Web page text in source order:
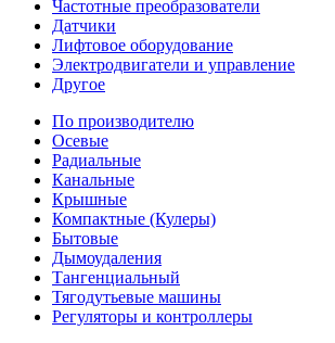
Частотные преобразователи
Датчики
Лифтовое оборудование
Электродвигатели и управление
Другое
По производителю
Осевые
Радиальные
Канальные
Крышные
Компактные (Кулеры)
Бытовые
Дымоудаления
Тангенциальный
Тягодутьевые машины
Регуляторы и контроллеры